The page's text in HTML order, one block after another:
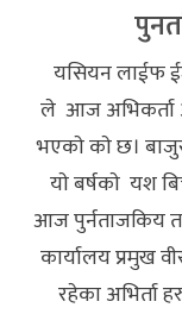
यसियन लाईफ
ले आज अभिकर्ता
भएकाे काे छ।
याे बर्षकाे यश
आज पुर्नताजकिय
कार्यालय प्रमुख
रहेका अभिर्ता